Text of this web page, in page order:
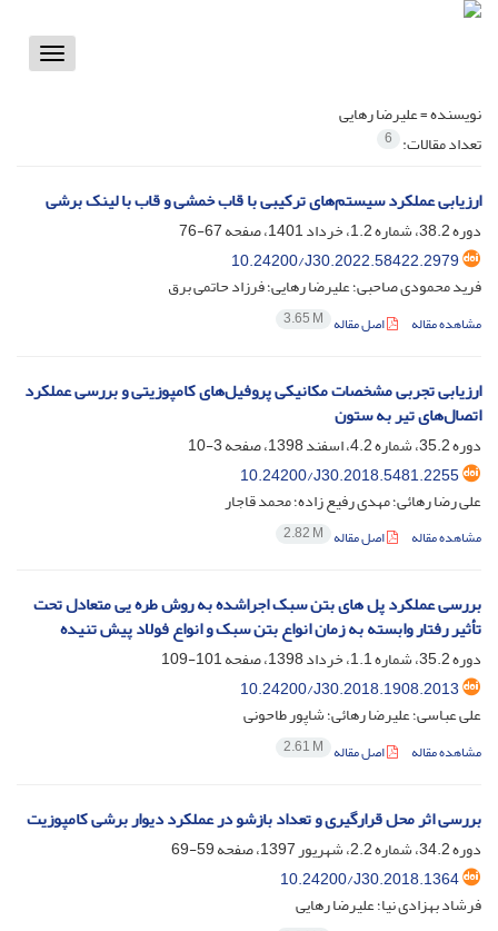
Toggle
نویسنده =علیرضا رهایی
تعداد مقالات: 6
ارزیابی عملکرد سیستم‌های ترکیبی با قاب خمشی و قاب با لینک برشی
دوره 38.2، شماره 1.2، خرداد 1401، صفحه
67-76
10.24200/J30.2022.58422.2979
فرید محمودی صاحبی؛ علیرضا رهایی؛ فرزاد حاتمی برق
مشاهده مقاله اصل مقاله 3.65 M
ارزیابی تجربی مشخصات مکانیکی پروفیل‌های کامپوزیتی و بررسی عملکرد
اتصال‌های تیر به ستون
دوره 35.2، شماره 4.2، اسفند 1398، صفحه
3-10
10.24200/J30.2018.5481.2255
علی رضا رهائی؛ مهدی رفیع زاده؛ محمد قاجار
مشاهده مقاله اصل مقاله 2.82 M
بررسی عملکرد پل های بتن سبک اجراشده به روش طره یی متعادل تحت
تأثیر رفتار وابسته به زمان انواع بتن سبک و انواع فولاد پیش تنیده
دوره 35.2، شماره 1.1، خرداد 1398، صفحه
101-109
10.24200/J30.2018.1908.2013
علی عباسی؛ علیرضا رهائی؛ شاپور طاحونی
مشاهده مقاله اصل مقاله 2.61 M
بررسی اثر محل قرارگیری و تعداد بازشو در عملکرد دیوار برشی کامپوزیت
دوره 34.2، شماره 2.2، شهریور 1397، صفحه
59-69
10.24200/J30.2018.1364
فرشاد بهزادی نیا؛ علیرضا رهایی